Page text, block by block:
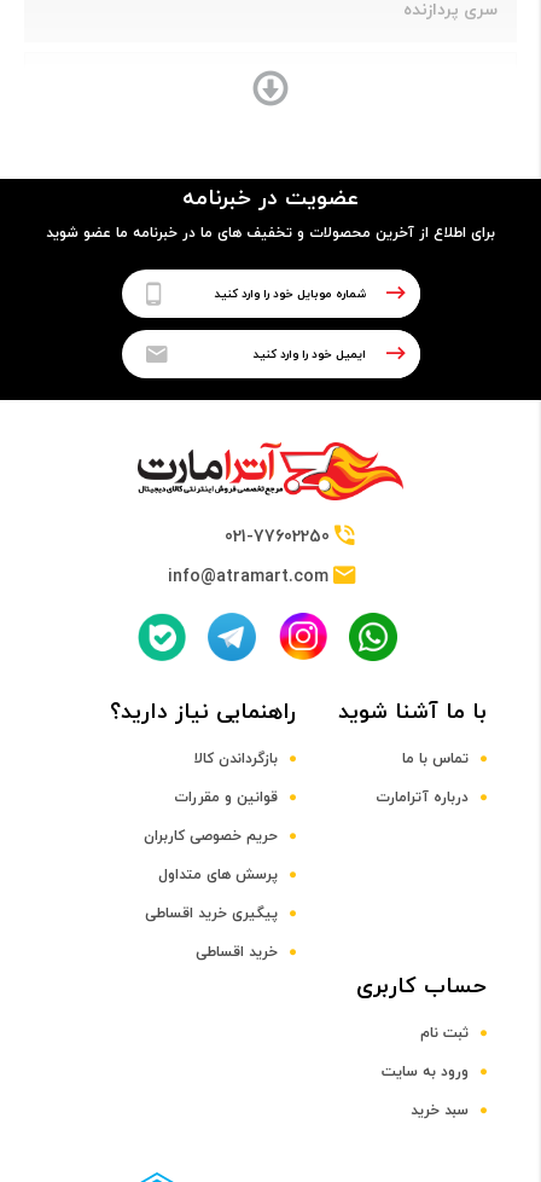
سری پردازنده
i5 1035 G1
DDR4
رده صفحه نمایش
اندازه صفحه نمایش
عضویت در خبرنامه
برای اطلاع از آخرین محصولات و تخفیف های ما در خبرنامه ما عضو شوید
021-77602250
info@atramart.com
با ما آشنا شوید
تماس با ما
درباره آترامارت
راهنمایی نیاز دارید؟
بازگرداندن کالا
قوانین و مقررات
حریم خصوصی کاربران
پرسش های متداول
پیگیری خرید اقساطی
خرید اقساطی
حساب کاربری
ثبت نام
ورود به سایت
سبد خرید